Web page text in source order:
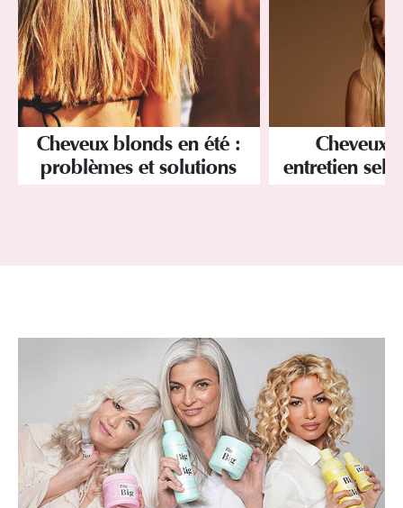
Cheveux blonds en été :
problèmes et solutions
Cheveux
entretien